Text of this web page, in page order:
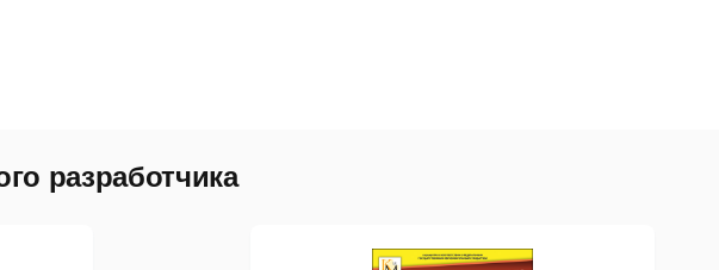
определять признаки смены сезонов года;
разработчика